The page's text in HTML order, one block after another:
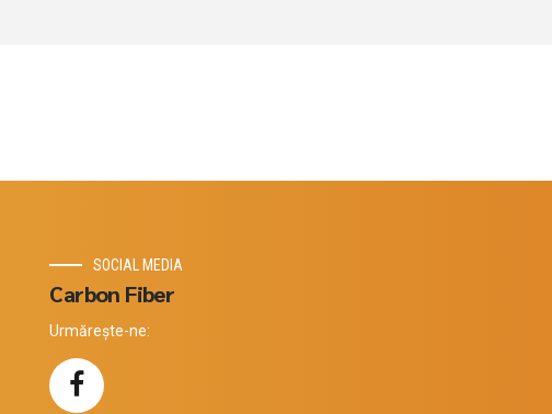
SOCIAL MEDIA
Carbon Fiber
Urmărește-ne: